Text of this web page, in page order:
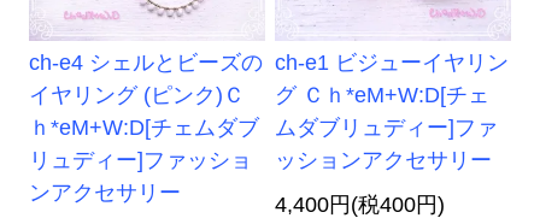
ch-e4 シェルとビーズの
イヤリング (ピンク)Ｃ
ｈ*eM+W:D[チェムダブ
リュディー]ファッショ
ンアクセサリー
ch-e1 ビジューイヤリン
グ Ｃｈ*eM+W:D[チェ
ムダブリュディー]ファ
ッションアクセサリー
4,400円(税400円)